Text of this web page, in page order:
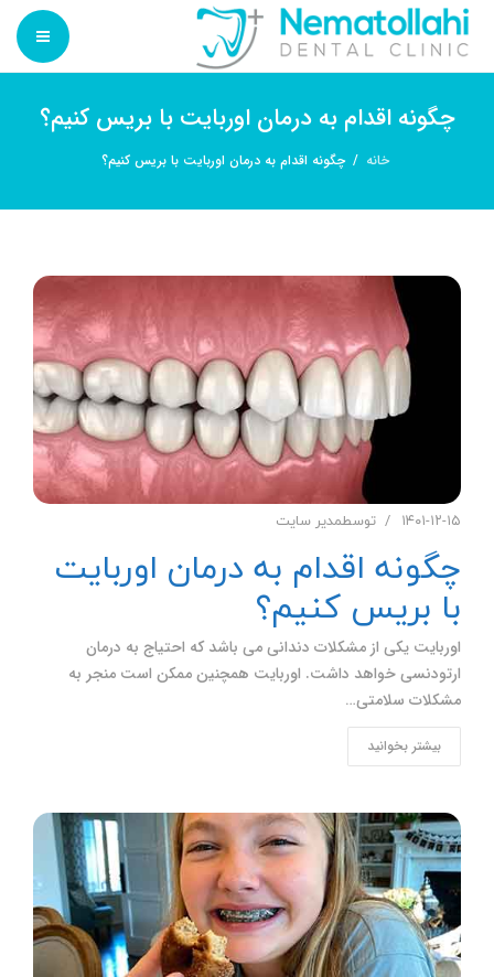
تعرفه ها
نمونه کارهای دندانپزشکی
بلاگ
کلینیک دندانپزشکی شبانه روزی غرب تهران
تعرفه ها
ارتباط با ما
چگونه اقدام به درمان اوربایت با بریس کنیم؟
خانه چگونه اقدام به درمان اوربایت با بریس کنیم؟
۱۴۰۱-۱۲-۱۵ توسطمدیر سایت
چگونه اقدام به درمان اوربایت
با بریس کنیم؟
اوربایت یکی از مشکلات دندانی می باشد که احتیاج به درمان
ارتودنسی خواهد داشت. اوربایت همچنین ممکن است منجر به
مشکلات سلامتی…
بیشتر بخوانید